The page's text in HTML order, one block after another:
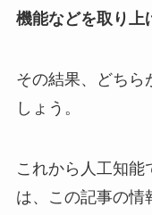
機能などを取り上
その結果、どちら
しょう。
これから人工知能
は、この記事の情